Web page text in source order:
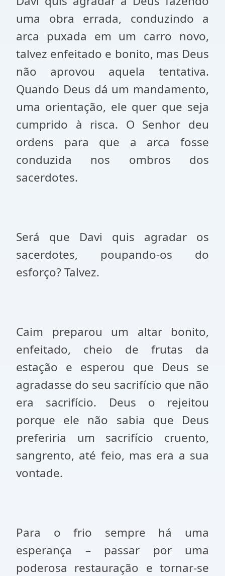
uma obra errada, conduzindo a
arca puxada em um carro novo,
talvez enfeitado e bonito, mas Deus
não aprovou aquela tentativa.
Quando Deus dá um mandamento,
uma orientação, ele quer que seja
cumprido à risca. O Senhor deu
ordens para que a arca fosse
conduzida nos ombros dos
sacerdotes.
Será que Davi quis agradar os
sacerdotes, poupando-os do
esforço? Talvez.
Caim preparou um altar bonito,
enfeitado, cheio de frutas da
estação e esperou que Deus se
agradasse do seu sacrifício que não
era sacrifício. Deus o rejeitou
porque ele não sabia que Deus
preferiria um sacrifício cruento,
sangrento, até feio, mas era a sua
vontade.
Para o frio sempre há uma
esperança – passar por uma
poderosa restauração e tornar-se